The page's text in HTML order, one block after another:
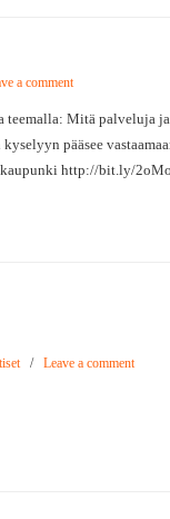
a comment
Mitä palveluja
pääsee
http://bit.ly/
/ Leave a comment